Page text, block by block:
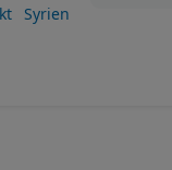
Syrien